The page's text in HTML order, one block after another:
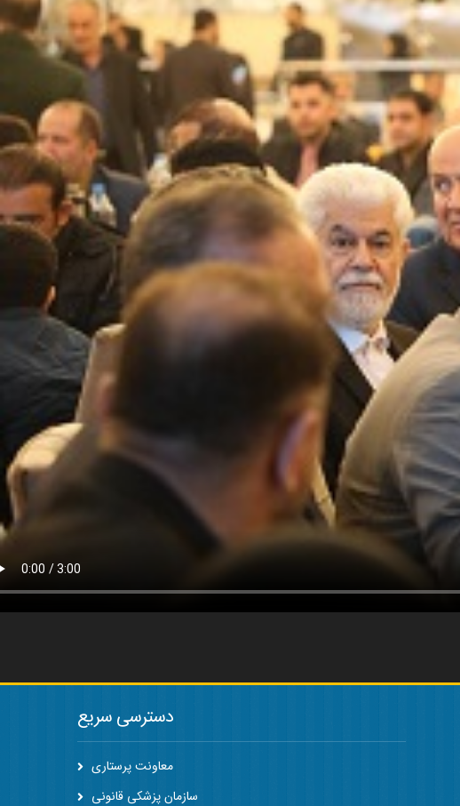
دسترسی سریع
معاونت پرستاری
سازمان پزشکی قانونی